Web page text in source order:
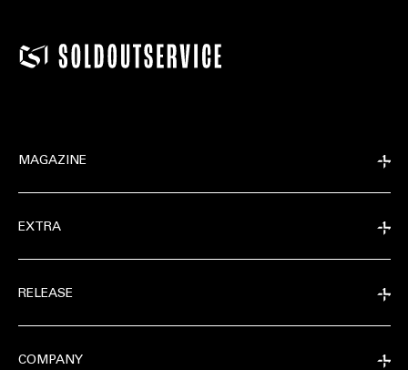
MAGAZINE
EXTRA
RELEASE
COMPANY